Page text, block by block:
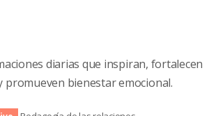
diarias que inspiran, fortalecen
promueven bienestar emocional.